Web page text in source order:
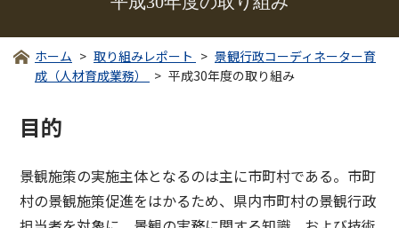
ホーム 取り組みレポート
景観行政コーディネーター育
成（人材育成業務）
平成30年度の取り組み
目的
景観施策の実施主体となるのは主に市町村である。市町
村の景観施策促進をはかるため、県内市町村の景観行政